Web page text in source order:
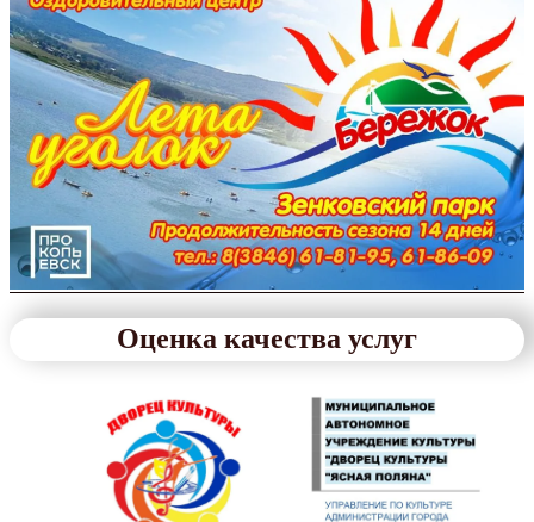
Оценка качества услуг